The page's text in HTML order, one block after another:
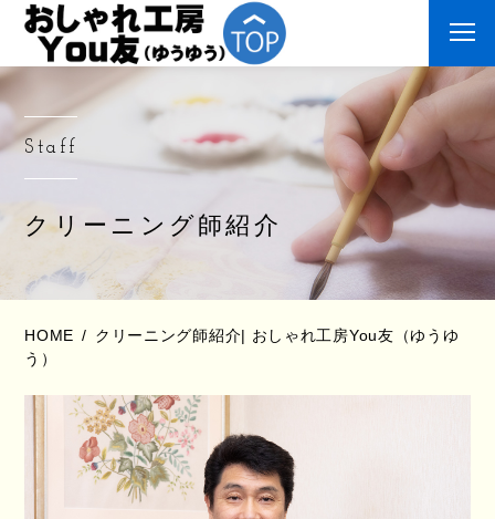
Staff
クリーニング師紹介
HOME
クリーニング師紹介| おしゃれ工房You友（ゆうゆ
う）